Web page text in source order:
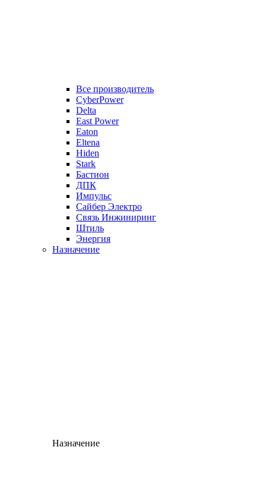
Все производитель
CyberPower
Delta
East Power
Eaton
Eltena
Hiden
Stark
Бастион
ДПК
Импульс
Сайбер Электро
Связь Инжиниринг
Штиль
Энергия
Назначение
Назначение